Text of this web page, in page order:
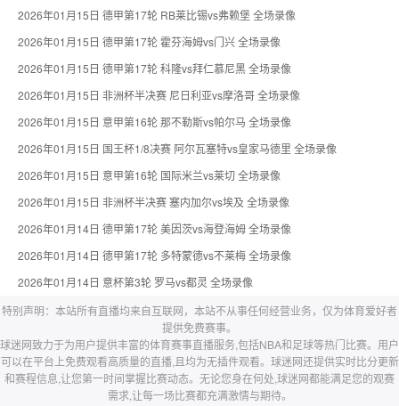
2026年01月15日 德甲第17轮 RB莱比锡vs弗赖堡 全场录像
2026年01月15日 德甲第17轮 霍芬海姆vs门兴 全场录像
2026年01月15日 德甲第17轮 科隆vs拜仁慕尼黑 全场录像
2026年01月15日 非洲杯半决赛 尼日利亚vs摩洛哥 全场录像
2026年01月15日 意甲第16轮 那不勒斯vs帕尔马 全场录像
2026年01月15日 国王杯1/8决赛 阿尔瓦塞特vs皇家马德里 全场录像
2026年01月15日 意甲第16轮 国际米兰vs莱切 全场录像
2026年01月15日 非洲杯半决赛 塞内加尔vs埃及 全场录像
2026年01月14日 德甲第17轮 美因茨vs海登海姆 全场录像
2026年01月14日 德甲第17轮 多特蒙德vs不莱梅 全场录像
2026年01月14日 意杯第3轮 罗马vs都灵 全场录像
特别声明：本站所有直播均来自互联网，本站不从事任何经营业务，仅为体育爱好者
提供免费赛事。
球迷网致力于为用户提供丰富的体育赛事直播服务,包括NBA和足球等热门比赛。用户
可以在平台上免费观看高质量的直播,且均为无插件观看。球迷网还提供实时比分更新
和赛程信息,让您第一时间掌握比赛动态。无论您身在何处,球迷网都能满足您的观赛
需求,让每一场比赛都充满激情与期待。